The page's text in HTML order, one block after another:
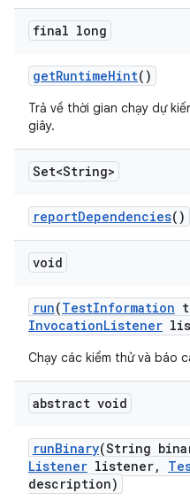
final long
getRuntimeHint()
Trả về thời gian chạy dự
giây.
Set<String>
reportDependencies()
void
run(TestInformation
InvocationListener
Chạy các kiểm thử và báo
abstract void
runBinary(String
Listener listener,
description)